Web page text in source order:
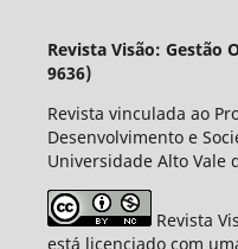
Revista Visão: Gestão
9636)
Revista vinculada ao
Desenvolvimento e
Universidade Alto Vale
Revista
está licenciado com